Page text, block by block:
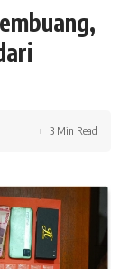
3 Min Read